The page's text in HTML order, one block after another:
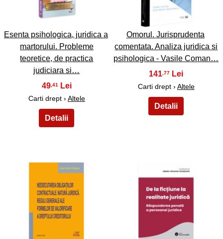
Esenta psihologica, juridica a
martorului. Probleme
teoretice, de practica
judiciara si…
49,41
Carti drept › Altele
Omorul. Jurisprudenta
comentata. Analiza juridica si
psihologica - Vasile Coman…
141 ,77
Carti drept › Altele
29 30